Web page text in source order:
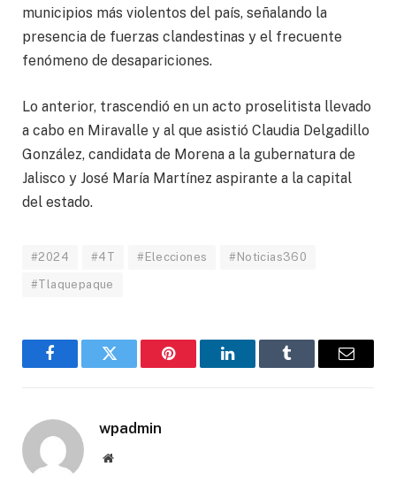
municipios más violentos del país, señalando la
presencia de fuerzas clandestinas y el frecuente
fenómeno de desapariciones.
Lo anterior, trascendió en un acto proselitista llevado
a cabo en Miravalle y al que asistió Claudia Delgadillo
González, candidata de Morena a la gubernatura de
Jalisco y José María Martínez aspirante a la capital
del estado.
#2024 #4T #Elecciones #Noticias360
#Tlaquepaque
FacebookTwitter Pinterest LinkedInTumblr Email
wpadmin
Website